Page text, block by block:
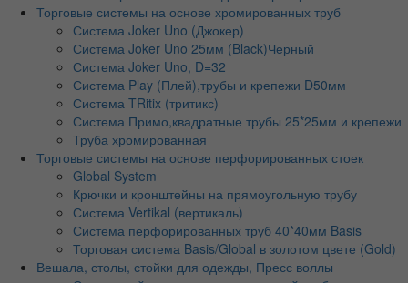
Торговые системы на основе хромированных труб
Система Joker Uno (Джокер)
Система Joker Uno 25мм (Black)Черный
Система Joker Uno, D=32
Система Play (Плей),трубы и крепежи D50мм
Система TRitix (тритикс)
Система Примо,квадратные трубы 25*25мм и крепежи
Труба хромированная
Торговые системы на основе перфорированных стоек
Global System
Крючки и кронштейны на прямоугольную трубу
Система Vertikal (вертикаль)
Система перфорированных труб 40*40мм Basis
Торговая система Basis/Global в золотом цвете (Gold)
Вешала, столы, стойки для одежды, Пресс воллы